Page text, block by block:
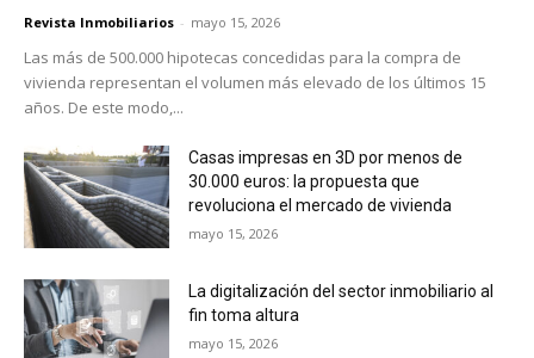
Revista Inmobiliarios - mayo 15, 2026
Las más de 500.000 hipotecas concedidas para la compra de
vivienda representan el volumen más elevado de los últimos 15
años. De este modo,...
Casas impresas en 3D por menos de
30.000 euros: la propuesta que
revoluciona el mercado de vivienda
mayo 15, 2026
La digitalización del sector inmobiliario al
fin toma altura
mayo 15, 2026